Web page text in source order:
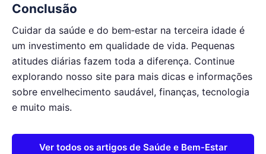
Conclusão
Cuidar da saúde e do bem‑estar na terceira idade é
um investimento em qualidade de vida. Pequenas
atitudes diárias fazem toda a diferença. Continue
explorando nosso site para mais dicas e informações
sobre envelhecimento saudável, finanças, tecnologia
e muito mais.
Ver todos os artigos de Saúde e Bem‑Estar